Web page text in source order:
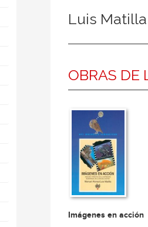
Luis Matilla
OBRAS DE
Imágenes en acción